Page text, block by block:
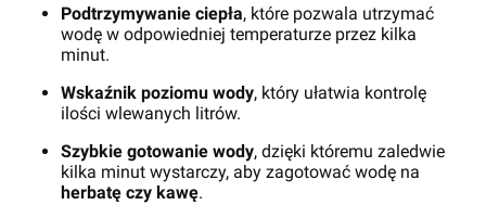
Podtrzymywanie ciepła, które pozwala utrzymać
wodę w odpowiedniej temperaturze przez kilka
minut.
Wskaźnik poziomu wody, który ułatwia kontrolę
ilości wlewanych litrów.
Szybkie gotowanie wody, dzięki któremu zaledwie
kilka minut wystarczy, aby zagotować wodę na
herbatę czy kawę.